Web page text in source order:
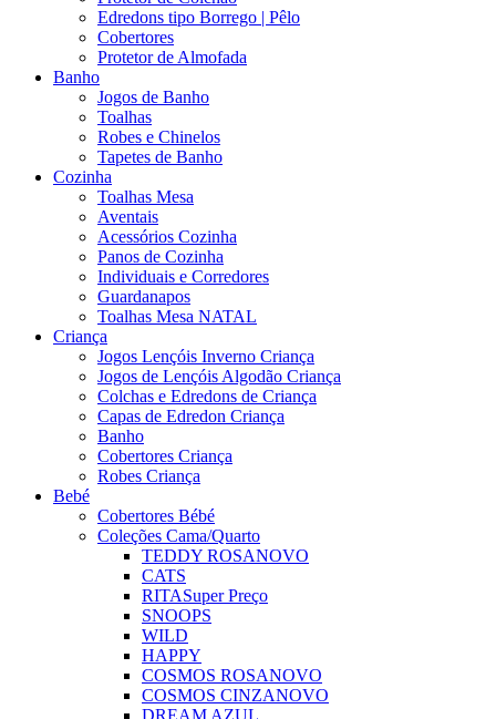
Edredons tipo Borrego | Pêlo
Cobertores
Protetor de Almofada
Banho
Jogos de Banho
Toalhas
Robes e Chinelos
Tapetes de Banho
Cozinha
Toalhas Mesa
Aventais
Acessórios Cozinha
Panos de Cozinha
Individuais e Corredores
Guardanapos
Toalhas Mesa NATAL
Criança
Jogos Lençóis Inverno Criança
Jogos de Lençóis Algodão Criança
Colchas e Edredons de Criança
Capas de Edredon Criança
Banho
Cobertores Criança
Robes Criança
Bebé
Cobertores Bébé
Coleções Cama/Quarto
TEDDY ROSANOVO
CATS
RITASuper Preço
SNOOPS
WILD
HAPPY
COSMOS ROSANOVO
COSMOS CINZANOVO